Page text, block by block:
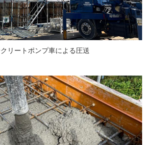
リートポンプ車による圧送